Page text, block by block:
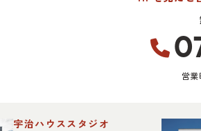
営
宇治ハウススタジオ